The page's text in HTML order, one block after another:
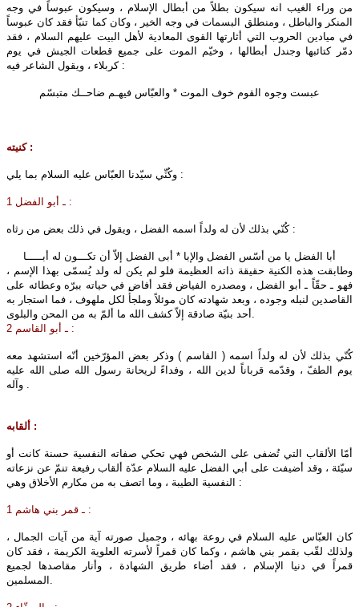
من وراء الغيب انه سيكون بطلاً من أبطال الإسلام ، وسيكون عبوساً في وجه
المنكر والباطل ، ومنطلق البسمات في وجه الخير ، وكان كما تنبّأ فقد كان عبوساً
في ميادين الحروب التي أثارتها القوى المعادية لأهل البيت عليهم‌ السلام ، فقد
دمّر كتائبها وجندل أبطالها ، وخيّم الموت على جميع قطعات الجيش في يوم
كربلاء ، ويقول الشاعر فيه :
عبست وجوه القوم خوف الموت * والعبّاس فيهـم ضاحــك متبسّم
كنيته :
وكُنِّي سيّدنا العبّاس عليه‌ السلام بما يلي :
1 ـ أبو الفضل :
كُنّي بذلك لأن له ولداً اسمه الفضل ، ويقول في ذلك بعض من رثاه :
أبا الفضل يا من أسّس الفضل والإبا * أبى الفضل إلاّ أن تكـــون له أبـــــا
وطابقت هذه الكنية حقيقة ذاته العظيمة فلو لم يكن له ولد يُسمّى بهذا الإسم ،
فهو ـ حقّاً ـ أبو الفضل ، ومصدره الفياض فقد أفاض في حياته ببرّه وعطائه على
القاصدين لنبله وجوده ، وبعد شهادته كان موئلاً وملجأً لكل ملهوف ، فما استجار به
2 ـ أبو القاسم :
كُنّي بذلك لأن له ولداً اسمه ( القاسم ) وذكر بعض المؤرّخين أنّه استشهد معه
يوم الطفّ ، وقدّمه قرباناً لدين الله ، وفداءً لريحانة رسول الله صلى‌ الله‌ عليه‌
ألقابه :
أمّا الألقاب التي تُضفى على الشخص فهي تحكي صفاته النفسية حسنة كانت أو
سيّئة ، وقد أضيفت على أبي الفضل عليه‌ السلام عدّة ألقاب رفيعة تنمّ عن نزعاته
النفسية الطيبة ، وما اتصف به من مكارم الأخلاق وهي :
1 ـ قمر بني هاشم :
كان العبّاس عليه‌ السلام في روعة بهائه ، وجميل صورته آية من آيات الجمال ،
ولذلك لقّب بقمر بني هاشم ، وكما كان قمراً لأسرته العلوية الكريمة ، فقد كان
قمراً في دنيا الإسلام ، فقد أضاء طريق الشهادة ، وأنار مقاصدها لجميع